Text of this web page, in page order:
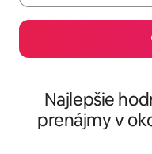
Najlepšie
prenájmy v